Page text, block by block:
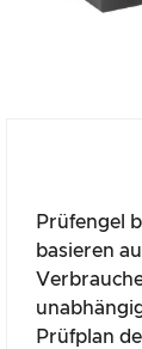
Prüfengel
basieren
Prüfplan